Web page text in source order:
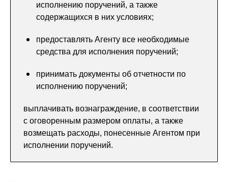
исполнению поручений, а также
содержащихся в них условиях;
предоставлять Агенту все необходимые
средства для исполнения поручений;
принимать документы об отчетности по
исполнению поручений;
выплачивать вознаграждение, в соответствии
с оговоренным размером оплаты, а также
возмещать расходы, понесенные Агентом при
исполнении поручений.